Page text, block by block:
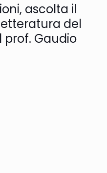
ascolta il
del
Gaudio